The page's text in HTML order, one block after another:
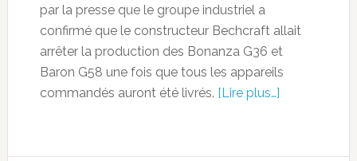
par la presse que le groupe industriel a
confirmé que le constructeur Bechcraft allait
arrêter la production des Bonanza G36 et
Baron G58 une fois que tous les appareils
commandés auront été livrés. [Lire plus…]